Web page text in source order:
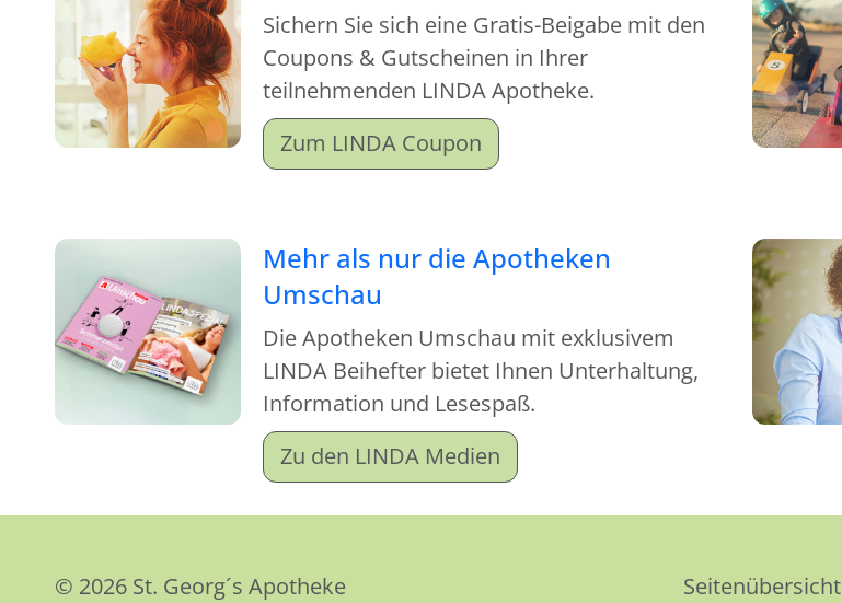
Sichern Sie sich eine Gratis-Beigabe mit den
Coupons & Gutscheinen in Ihrer
teilnehmenden LINDA Apotheke.
Zum LINDA Coupon
Mehr als nur die Apotheken
Umschau
Die Apotheken Umschau mit exklusivem
LINDA Beihefter bietet Ihnen Unterhaltung,
Information und Lesespaß.
Zu den LINDA Medien
Seitenübersicht
© 2026 St. Georg´s Apotheke